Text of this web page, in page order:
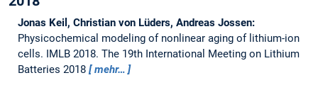
Jonas Keil, Christian von Lüders, Andreas Jossen:
Physicochemical modeling of nonlinear aging of lithium-ion
cells. IMLB 2018. The 19th International Meeting on Lithium
Batteries 2018
mehr…